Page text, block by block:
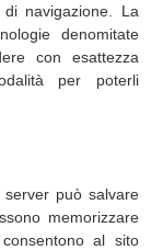
navigazione. La
denomitate
con esattezza
per poterli
può salvare
memorizzare
al sito